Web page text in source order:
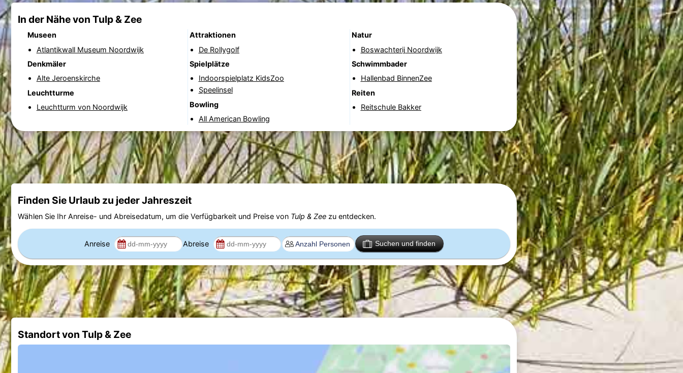
In der Nähe von Tulp & Zee
Museen
Atlantikwall Museum Noordwijk
Denkmäler
Alte Jeroenskirche
Leuchtturme
Leuchtturm von Noordwijk
Attraktionen
De Rollygolf
Spielplätze
Indoorspielplatz KidsZoo
Speelinsel
Bowling
All American Bowling
Natur
Boswachterij Noordwijk
Schwimmbader
Hallenbad BinnenZee
Reiten
Reitschule Bakker
Finden Sie Urlaub zu jeder Jahreszeit
Wählen Sie Ihr Anreise- und Abreisedatum, um die Verfügbarkeit und Preise von Tulp & Zeezu entdecken.
Anreise Abreise Suchen und finden
Standort von Tulp & Zee